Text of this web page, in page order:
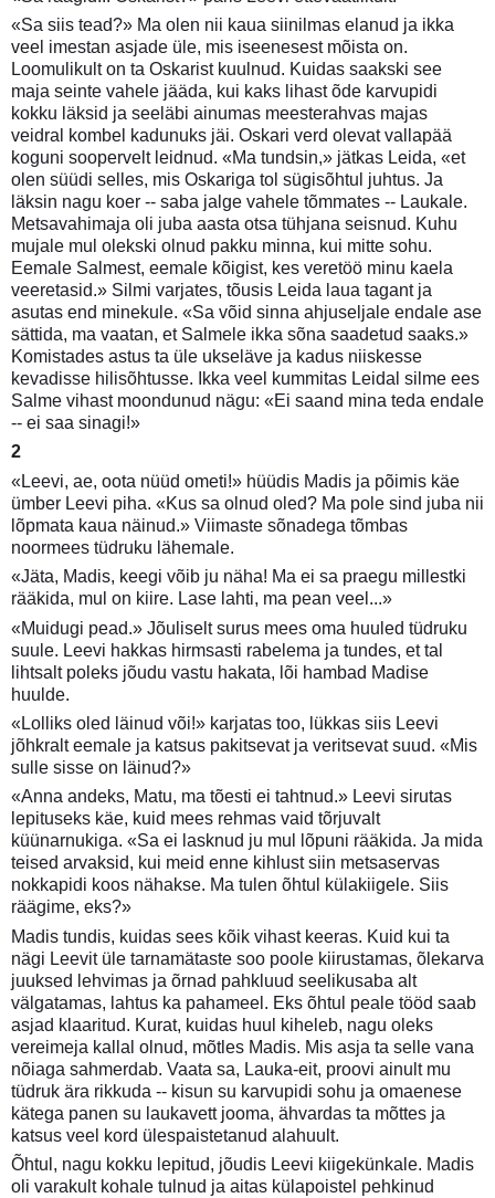
«Sa siis tead?» Ma olen nii kaua siinilmas elanud ja ikka
veel imestan asjade üle, mis iseenesest mõista on.
Loomulikult on ta Oskarist kuulnud. Kuidas saakski see
maja seinte vahele jääda, kui kaks lihast õde karvupidi
kokku läksid ja seeläbi ainumas meesterahvas majas
veidral kombel kadunuks jäi. Oskari verd olevat vallapää
koguni soopervelt leidnud. «Ma tundsin,» jätkas Leida, «et
olen süüdi selles, mis Oskariga tol sügisõhtul juhtus. Ja
läksin nagu koer -- saba jalge vahele tõmmates -- Laukale.
Metsavahimaja oli juba aasta otsa tühjana seisnud. Kuhu
mujale mul olekski olnud pakku minna, kui mitte sohu.
Eemale Salmest, eemale kõigist, kes veretöö minu kaela
veeretasid.» Silmi varjates, tõusis Leida laua tagant ja
asutas end minekule. «Sa võid sinna ahjuseljale endale ase
sättida, ma vaatan, et Salmele ikka sõna saadetud saaks.»
Komistades astus ta üle ukseläve ja kadus niiskesse
kevadisse hilisõhtusse. Ikka veel kummitas Leidal silme ees
Salme vihast moondunud nägu: «Ei saand mina teda endale
-- ei saa sinagi!»
2
«Leevi, ae, oota nüüd ometi!» hüüdis Madis ja põimis käe
ümber Leevi piha. «Kus sa olnud oled? Ma pole sind juba nii
lõpmata kaua näinud.» Viimaste sõnadega tõmbas
noormees tüdruku lähemale.
«Jäta, Madis, keegi võib ju näha! Ma ei sa praegu millestki
rääkida, mul on kiire. Lase lahti, ma pean veel...»
«Muidugi pead.» Jõuliselt surus mees oma huuled tüdruku
suule. Leevi hakkas hirmsasti rabelema ja tundes, et tal
lihtsalt poleks jõudu vastu hakata, lõi hambad Madise
huulde.
«Lolliks oled läinud või!» karjatas too, lükkas siis Leevi
jõhkralt eemale ja katsus pakitsevat ja veritsevat suud. «Mis
sulle sisse on läinud?»
«Anna andeks, Matu, ma tõesti ei tahtnud.» Leevi sirutas
lepituseks käe, kuid mees rehmas vaid tõrjuvalt
küünarnukiga. «Sa ei lasknud ju mul lõpuni rääkida. Ja mida
teised arvaksid, kui meid enne kihlust siin metsaservas
nokkapidi koos nähakse. Ma tulen õhtul külakiigele. Siis
räägime, eks?»
Madis tundis, kuidas sees kõik vihast keeras. Kuid kui ta
nägi Leevit üle tarnamätaste soo poole kiirustamas, õlekarva
juuksed lehvimas ja õrnad pahkluud seelikusaba alt
välgatamas, lahtus ka pahameel. Eks õhtul peale tööd saab
asjad klaaritud. Kurat, kuidas huul kiheleb, nagu oleks
vereimeja kallal olnud, mõtles Madis. Mis asja ta selle vana
nõiaga sahmerdab. Vaata sa, Lauka-eit, proovi ainult mu
tüdruk ära rikkuda -- kisun su karvupidi sohu ja omaenese
kätega panen su laukavett jooma, ähvardas ta mõttes ja
katsus veel kord ülespaistetanud alahuult.
Õhtul, nagu kokku lepitud, jõudis Leevi kiigekünkale. Madis
oli varakult kohale tulnud ja aitas külapoistel pehkinud